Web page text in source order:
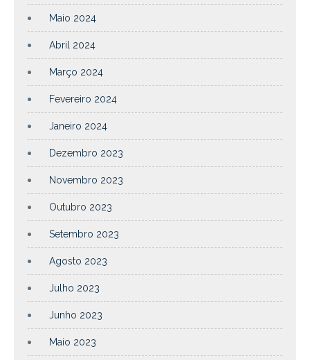
Maio 2024
Abril 2024
Março 2024
Fevereiro 2024
Janeiro 2024
Dezembro 2023
Novembro 2023
Outubro 2023
Setembro 2023
Agosto 2023
Julho 2023
Junho 2023
Maio 2023